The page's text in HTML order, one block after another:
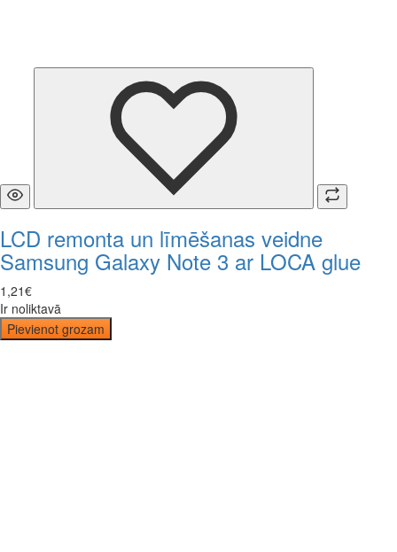
LCD remonta un līmēšanas veidne
Samsung Galaxy Note 3 ar LOCA glue
1 ,21€
Ir noliktavā
Pievienot grozam